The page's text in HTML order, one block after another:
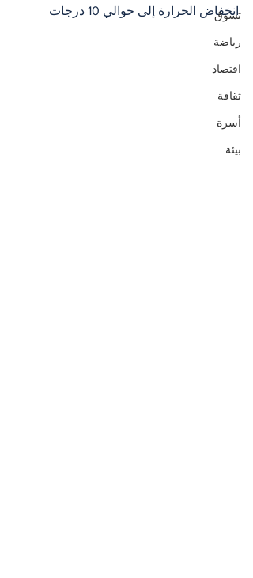
تسوق
رياضة
اقتصاد
ثقافة
أسرة
بيئة
انخفاض الحرارة إلى حوالي 10 درجات​